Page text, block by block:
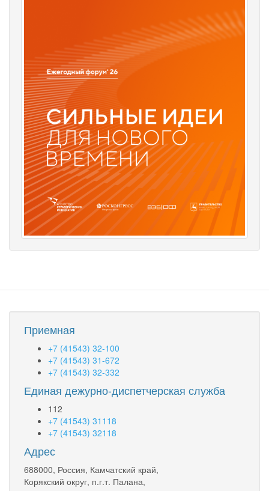
Приемная
+7 (41543) 32-100
+7 (41543) 31-672
+7 (41543) 32-332
Единая дежурно-диспетчерская служба
112
+7 (41543) 31118
+7 (41543) 32118
Адрес
688000, Россия, Камчатский край,
Корякский округ, п.г.т. Палана,